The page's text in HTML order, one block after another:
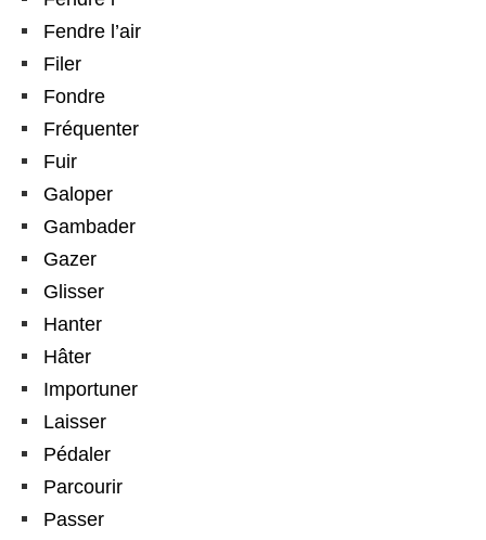
Fendre l’air
Filer
Fondre
Fréquenter
Fuir
Galoper
Gambader
Gazer
Glisser
Hanter
Hâter
Importuner
Laisser
Pédaler
Parcourir
Passer